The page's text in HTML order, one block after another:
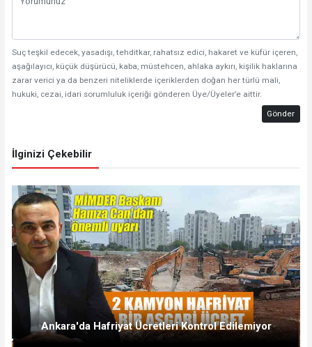
Suç teşkil edecek, yasadışı, tehditkar, rahatsız edici, hakaret ve küfür içeren,
aşağılayıcı, küçük düşürücü, kaba, müstehcen, ahlaka aykırı, kişilik haklarına
zarar verici ya da benzeri niteliklerde içeriklerden doğan her türlü mali,
hukuki, cezai, idari sorumluluk içeriği gönderen Üye/Üyeler’e aittir.
Gönder
İlginizi Çekebilir
Ankara'da Hafriyat Ücretleri Kontrol Edilemiyor